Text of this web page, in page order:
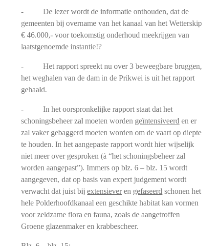
- De lezer wordt de informatie onthouden, dat de
gemeenten bij overname van het kanaal van het Wetterskip
€ 46.000,- voor toekomstig onderhoud meekrijgen van
laatstgenoemde instantie!?
- Het rapport spreekt nu over 3 beweegbare bruggen,
het weghalen van de dam in de Prikwei is uit het rapport
gehaald.
- In het oorspronkelijke rapport staat dat het
schoningsbeheer zal moeten worden geïntensiveerd en er
zal vaker gebaggerd moeten worden om de vaart op diepte
te houden. In het aangepaste rapport wordt hier wijselijk
niet meer over gesproken (à “het schoningsbeheer zal
worden aangepast”). Immers op blz. 6 – blz. 15 wordt
aangegeven, dat op basis van expert judgement wordt
verwacht dat juist bijextensieveren gefaseerd schonen het
hele Polderhoofdkanaal een geschikte habitat kan vormen
voor zeldzame flora en fauna, zoals de aangetroffen
Groene glazenmaker en krabbescheer.